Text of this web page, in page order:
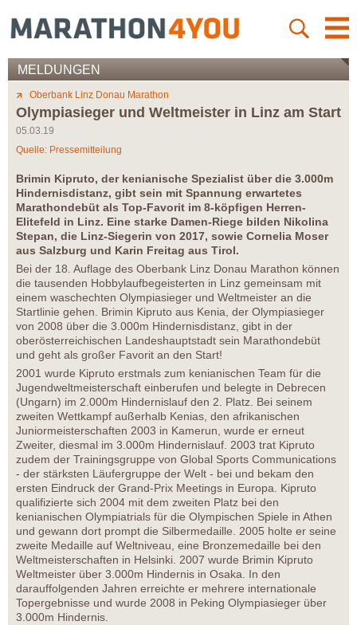
MELDUNGEN
Oberbank Linz Donau Marathon
Olympiasieger und Weltmeister in Linz am Start
05.03.19
Quelle: Pressemitteilung
Brimin Kipruto, der kenianische Spezialist über die 3.000m
Hindernisdistanz, gibt sein mit Spannung erwartetes
Marathondebüt als Top-Favorit im 8-köpfigen Herren-
Elitefeld in Linz. Eine starke Damen-Riege bilden Nikolina
Stepan, die Linz-Siegerin von 2017, sowie Cornelia Moser
aus Salzburg und Karin Freitag aus Tirol.
Bei der 18. Auflage des Oberbank Linz Donau Marathon können
die tausenden Hobbylaufbegeisterten in Linz gemeinsam mit
einem waschechten Olympiasieger und Weltmeister an die
Startlinie gehen. Brimin Kipruto aus Kenia, der Olympiasieger
von 2008 über die 3.000m Hindernisdistanz, gibt in der
oberösterreichischen Landeshauptstadt sein Marathondebüt
und geht als großer Favorit an den Start!
2001 wurde Kipruto erstmals zum kenianischen Team für die
Jugendweltmeisterschaft einberufen und belegte in Debrecen
(Ungarn) im 2.000m Hindernislauf den 2. Platz. Bei seinem
zweiten Wettkampf außerhalb Kenias, den afrikanischen
Juniormeisterschaften 2003 in Kamerun, wurde er erneut
Zweiter, diesmal im 3.000m Hindernislauf. 2003 trat Kipruto
zudem der Trainingsgruppe von Global Sports Communications
- der stärksten Läufergruppe der Welt - bei und bekam den
ersten Eindruck der Grand-Prix Meetings in Europa. Kipruto
qualifizierte sich 2004 mit dem zweiten Platz bei den
kenianischen Olympiatrials für die Olympischen Spiele in Athen
und gewann dort prompt die Silbermedaille. 2005 holte er seine
zweite Medaille auf Weltniveau, eine Bronzemedaille bei den
Weltmeisterschaften in Helsinki. 2007 wurde Brimin Kipruto
Weltmeister über 3.000m Hindernis in Osaka. In den
darauffolgenden Jahren erreichte er mehrere internationale
Topergebnisse und wurde 2008 in Peking Olympiasieger über
3.000m Hindernis.